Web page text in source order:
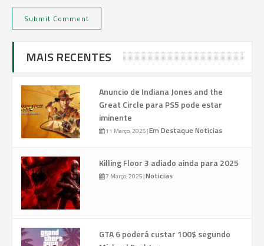
MAIS RECENTES
Anuncio de Indiana Jones and the
Great Circle para PS5 pode estar
iminente
11 Março, 2025|Em Destaque Noticias
Killing Floor 3 adiado ainda para 2025
7 Março, 2025|Noticias
GTA 6 poderá custar 100$ segundo